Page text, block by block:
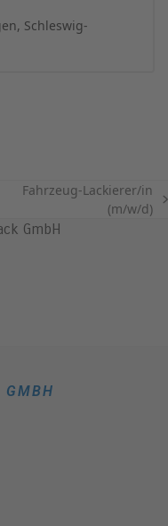
Schleswig-
Fahrzeug-Lackierer/in
(m/w/d)
GmbH
GMBH